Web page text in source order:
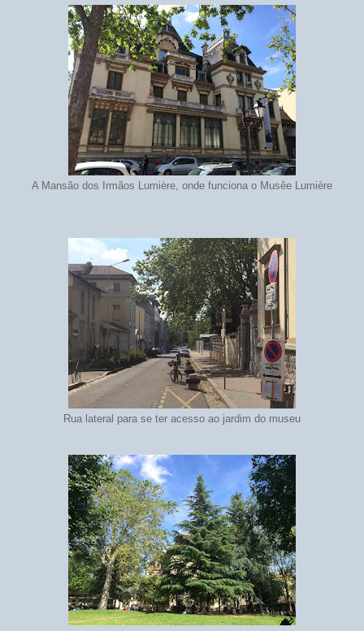
A Mansão dos Irmãos Lumière, onde funciona o Musêe Lumière
Rua lateral para se ter acesso ao jardim do museu